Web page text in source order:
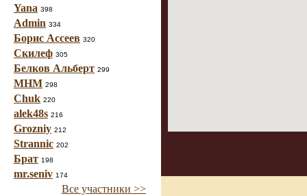
Yana 398
Admin 334
Борис Ассеев 320
Скилеф 305
Белков Альберт 299
МНМ 298
Chuk 220
alek48s 216
Grozniy 212
Strannic 202
Брат 198
mr.seniv 174
Все участники >>